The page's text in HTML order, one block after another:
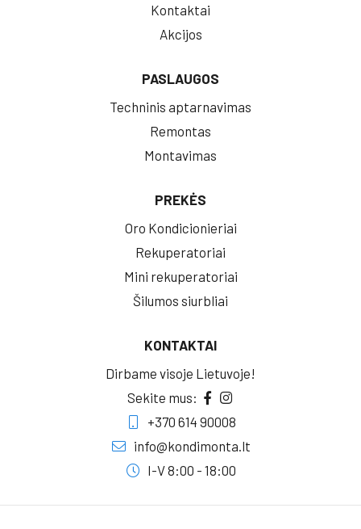
Kontaktai
Akcijos
PASLAUGOS
Techninis aptarnavimas
Remontas
Montavimas
PREKĖS
Oro Kondicionieriai
Rekuperatoriai
Mini rekuperatoriai
Šilumos siurbliai
KONTAKTAI
Dirbame visoje Lietuvoje!
Sekite mus:
+370 614 90008
info@kondimonta.lt
I-V 8:00 - 18:00